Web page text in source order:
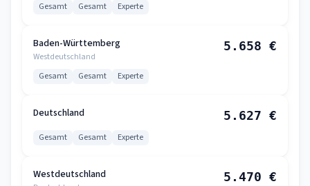
Gesamt Gesamt Experte
Baden-Württemberg
Westdeutschland
5.658 €
Gesamt Gesamt Experte
Deutschland 5.627 €
Gesamt Gesamt Experte
Westdeutschland 5.470 €